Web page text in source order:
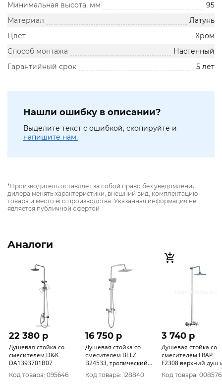
Минимальная высота, мм
95
Материал
Латунь
Цвет
Хром
Способ монтажа
Настенный
Гарантийный срок
5 лет
Нашли ошибку в описании?
Выделите текст с ошибкой, скопируйте и
напишите нам.
*Производитель оставляет за собой право без уведомления
дилера менять характеристики, внешний вид, комплектацию
товара и место его производства. Указанная информация не
является публичной офертой
Аналоги
22 380 p
Душевая стойка со
смесителем D&K
DA1393701B07
Код товара: 095646
16 750 p
Душевая стойка со
смесителем BELZ
B24533, тропический
душ, латунь, хром
Код товара: 128840
3 740 p
Душевая стойка со
смесителем FRAP
F2308 верхний душ
смеситель с
маховиками,
Код товара: 008576